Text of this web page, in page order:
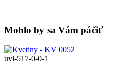
Mohlo by sa Vám páčiť
uvl-517-0-0-1